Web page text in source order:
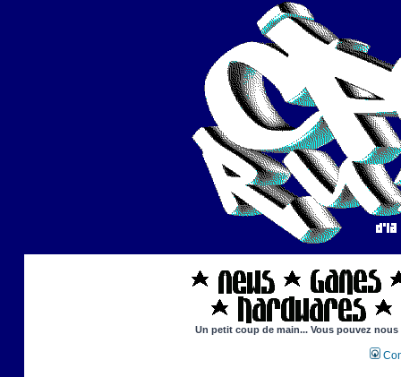
Un petit coup de main... Vous pouvez